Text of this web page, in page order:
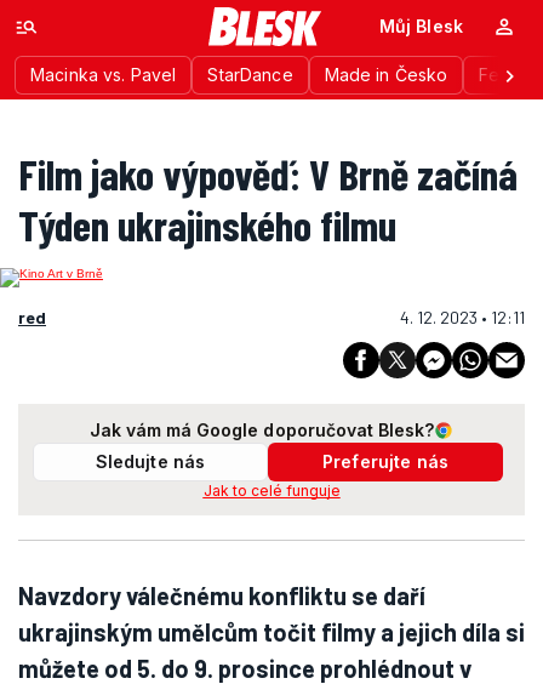
Macinka vs. Pavel StarDance Made in Česko
Můj Blesk
Film jako výpověď: V Brně začíná
Týden ukrajinského filmu
red 4. 12. 2023 • 12:11
Jak vám má Google doporučovat Blesk?
Sledujte nás
Preferujte nás
Jak to celé funguje
Navzdory válečnému konfliktu se daří
ukrajinským umělcům točit filmy a jejich díla si
můžete od 5. do 9. prosince prohlédnout v